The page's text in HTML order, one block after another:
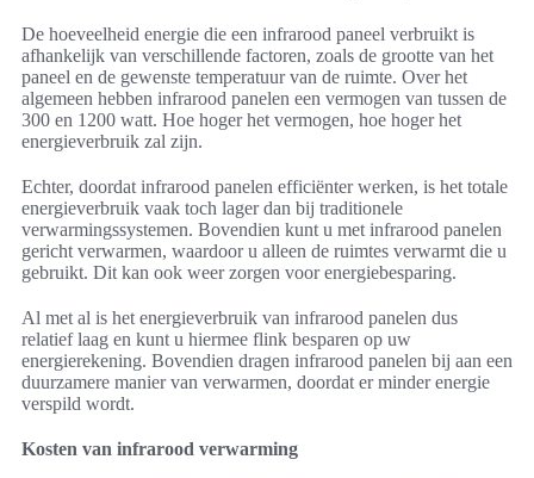
De hoeveelheid energie die een infrarood paneel verbruikt is
afhankelijk van verschillende factoren, zoals de grootte van het
paneel en de gewenste temperatuur van de ruimte. Over het
algemeen hebben infrarood panelen een vermogen van tussen de
300 en 1200 watt. Hoe hoger het vermogen, hoe hoger het
energieverbruik zal zijn.
Echter, doordat infrarood panelen efficiënter werken, is het totale
energieverbruik vaak toch lager dan bij traditionele
verwarmingssystemen. Bovendien kunt u met infrarood panelen
gericht verwarmen, waardoor u alleen de ruimtes verwarmt die u
gebruikt. Dit kan ook weer zorgen voor energiebesparing.
Al met al is het energieverbruik van infrarood panelen dus
relatief laag en kunt u hiermee flink besparen op uw
energierekening. Bovendien dragen infrarood panelen bij aan een
duurzamere manier van verwarmen, doordat er minder energie
verspild wordt.
Kosten van infrarood verwarming